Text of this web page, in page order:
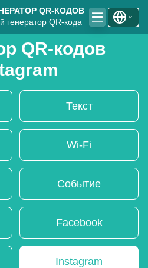
QR-КОДОВ
генератор QR-кода
QR-кодов
Текст
Wi-Fi
Событие
Facebook
Instagram